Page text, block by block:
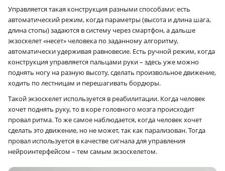
Управляется такая конструкция разными способами: есть
автоматический режим, когда параметры (высота и длина шага,
длина стопы) задаются в систему через смартфон, а дальше
экзоскелет «несет» человека по заданному алгоритму,
автоматически удерживая равновесие. Есть ручной режим, когда
конструкция управляется пальцами руки – здесь уже можно
поднять ногу на разную высоту, сделать произвольное движение,
ходить по лестницам и перешагивать бордюры.
Такой экзоскелет используется в реабилитации. Когда человек
хочет поднять руку, то в коре головного мозга происходит
провал ритма. То же самое наблюдается, когда человек хочет
сделать это движение, но не может, так как парализован. Тогда
провал используется в качестве сигнала для управления
нейроинтерфейсом – тем самым экзоскелетом.